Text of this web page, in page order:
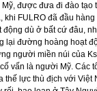
được đưa đi đào
FULRO đã đầu
dù ở bất cứ đâu,
lại đường hoàng hoạt
người miền núi của
vấn là người Mỹ. Các
lực thù địch với